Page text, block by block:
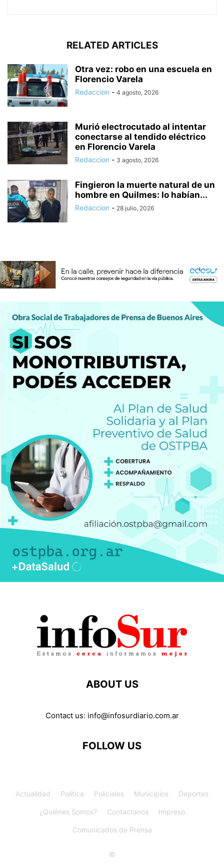
RELATED ARTICLES
Otra vez: robo en una escuela en
Florencio Varela
Redaccion - 4 agosto, 2026
Murió electrocutado al intentar
conectarse al tendido eléctrico
en Florencio Varela
Redaccion - 3 agosto, 2026
Fingieron la muerte natural de un
hombre en Quilmes: lo habían...
Redaccion - 28 julio, 2026
ABOUT US
Contact us: info@infosurdiario.com.ar
FOLLOW US
Actualidad Política Policiales Municipios Deportes
¿Quiénes Somos? Contactanos Impreso
Comunicados de Prensa
©